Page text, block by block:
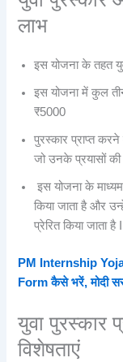
लाभ
इस योजना के तहत
इस योजना में कुल
₹5000
पुरस्कार प्राप्त
जो उनके प्रयासों की
इस योजना के
किया जाता है और
प्रेरित किया जाता है I
PM Internship
Form कैसे भरें, मोदी
युवा पुरस्कार
विशेषताएं